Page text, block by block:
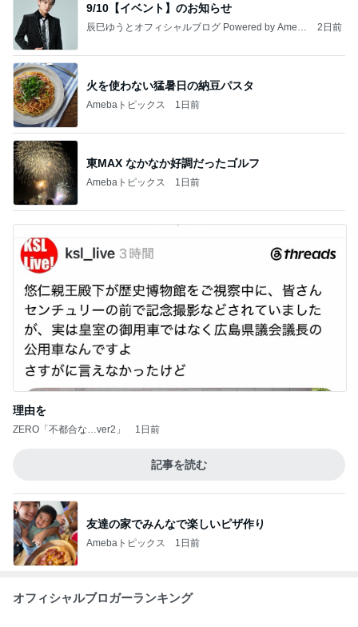
9/10【イベント】のお知らせ
辰巳ゆうとオフィシャルブログ Powered by Ameb
2日前
火を使わない猛暑日の納豆パスタ
Amebaトピックス 1日前
東MAX なかなか好調だったゴルフ
Amebaトピックス 1日前
理由を
ZERO「不都合な…ver2」 1日前
記事を読む
友達の家でみんなで楽しいピザ作り
Amebaトピックス 1日前
オフィシャルブロガーランキング